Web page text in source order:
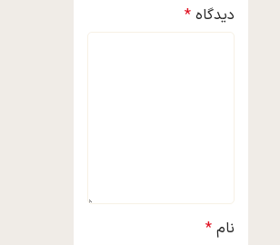
دیدگاه *
نام *